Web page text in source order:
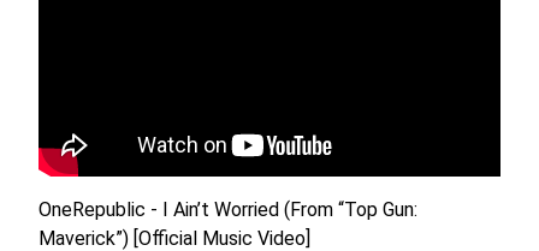
OneRepublic - I Ain’t Worried (From “Top Gun:
Maverick”) [Official Music Video]